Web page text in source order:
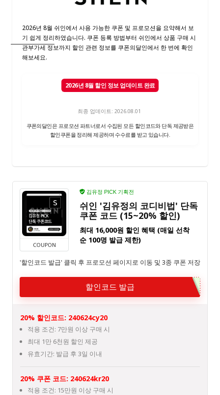
2026년 8월 쉬인에서 사용 가능한 쿠폰 및 프로모션을 요약해서 보
기 쉽게 정리하였습니다. 쿠폰 등록 방법부터 쉬인에서 상품 구매 시
관부가세 정보까지 할인 관련 정보를 쿠폰의달인에서 한 번에 확인
해보세요.
2026년 8월 할인 정보 업데이트 완료
최종 업데이트: 2026.08.01
쿠폰의달인은 프로모션 파트너로서 수집된 모든 할인코드와 단독 제공받은
할인쿠폰을 정리해 제공하며 수수료를 받고 있습니다.
COUPON
김유정 PICK 기획전
쉬인 '김유정의 코디비법' 단독
쿠폰 코드 (15~20% 할인)
최대 16,000원 할인 혜택 (매일 선착
순 100명 발급 제한)
'할인코드 발급' 클릭 후 프로모션 페이지로 이동 및 3종 쿠폰 저장
할인코드 발급
20% 할인코드: 240624cy20
적용 조건: 7만원 이상 구매 시
최대 1만 6천원 할인 제공
유효기간: 발급 후 3일 이내
20% 쿠폰 코드: 240624kr20
적용 조건: 15만원 이상 구매 시